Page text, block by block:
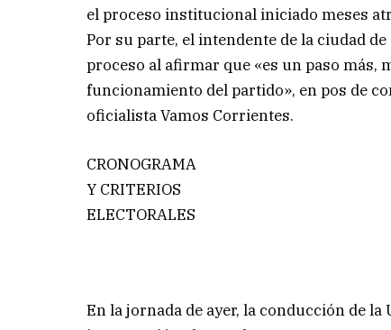
el proceso institucional iniciado meses
Por su parte, el intendente de la ciudad
proceso al afirmar que «es un paso
funcionamiento del partido», en pos de
oficialista Vamos Corrientes.
CRONOGRAMA
Y CRITERIOS
ELECTORALES
En la jornada de ayer, la conducción de